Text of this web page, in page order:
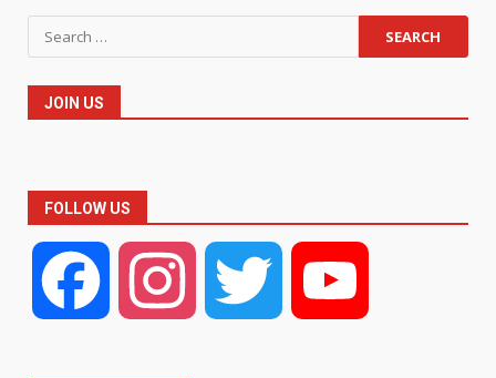
Search
for:
JOIN US
FOLLOW US
Facebook Instagram Twitter